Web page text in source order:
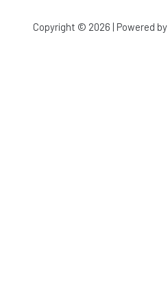
Copyright © 2026 | Powered by